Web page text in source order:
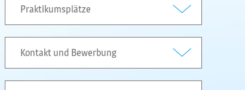
Praktikumsplätze
Kontakt und Bewerbung